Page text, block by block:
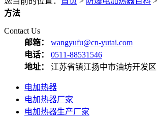
方法
Contact Us
邮箱：
wangyufu@cn-yutai.com
电话：
0511-88531546
地址：
江苏省镇江扬中市油坊开发区
电加热器
电加热器厂家
电加热器生产厂家